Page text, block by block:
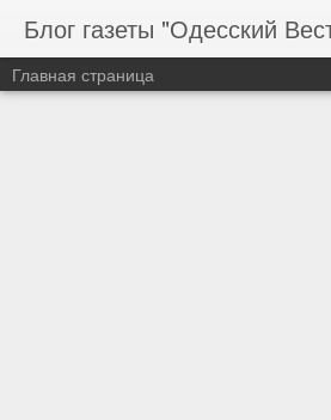
Главная страница